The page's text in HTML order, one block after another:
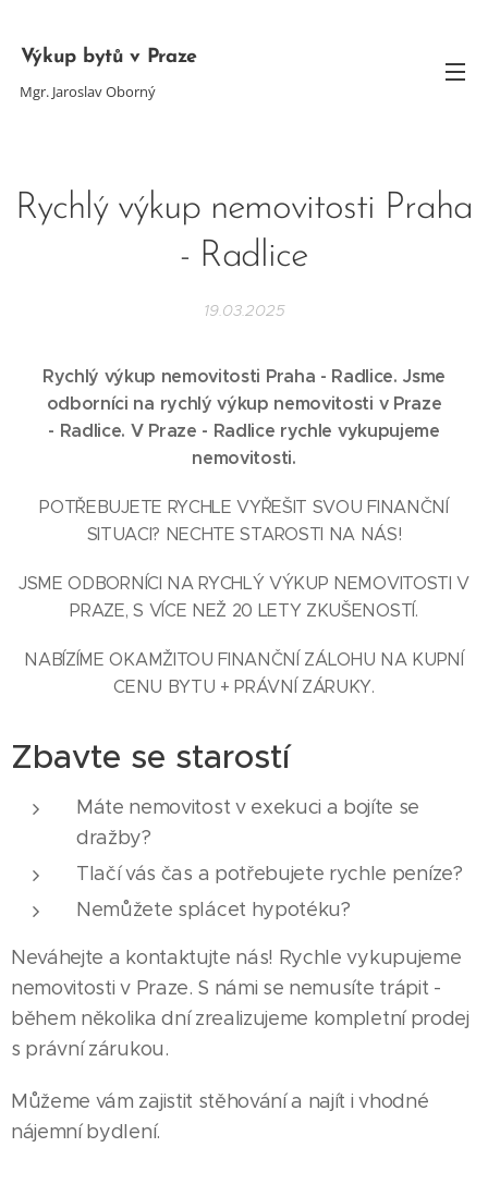
Výkup bytů v Praze
Mgr. Jaroslav Oborný
Rychlý výkup nemovitosti Praha
- Radlice
19.03.2025
Rychlý výkup nemovitosti Praha - Radlice. Jsme
odborníci na rychlý výkup nemovitosti v Praze
- Radlice. V Praze - Radlice rychle vykupujeme
nemovitosti.
POTŘEBUJETE RYCHLE VYŘEŠIT SVOU FINANČNÍ
SITUACI? NECHTE STAROSTI NA NÁS!
JSME ODBORNÍCI NA RYCHLÝ VÝKUP NEMOVITOSTI V
PRAZE, S VÍCE NEŽ 20 LETY ZKUŠENOSTÍ.
NABÍZÍME OKAMŽITOU FINANČNÍ ZÁLOHU NA KUPNÍ
CENU BYTU + PRÁVNÍ ZÁRUKY.
Zbavte se starostí
Máte nemovitost v exekuci a bojíte se
dražby?
Tlačí vás čas a potřebujete rychle peníze?
Nemůžete splácet hypotéku?
Neváhejte a kontaktujte nás! Rychle vykupujeme
nemovitosti v Praze. S námi se nemusíte trápit -
během několika dní zrealizujeme kompletní prodej
s právní zárukou.
Můžeme vám zajistit stěhování a najít i vhodné
nájemní bydlení.